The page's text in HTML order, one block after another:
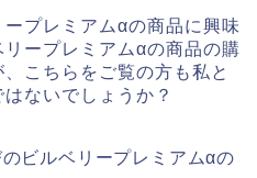
プレミアムαの商品に興味
ープレミアムαの商品の購
こちらをご覧の方も私と
ないでしょうか？
ビルベリープレミアムαの